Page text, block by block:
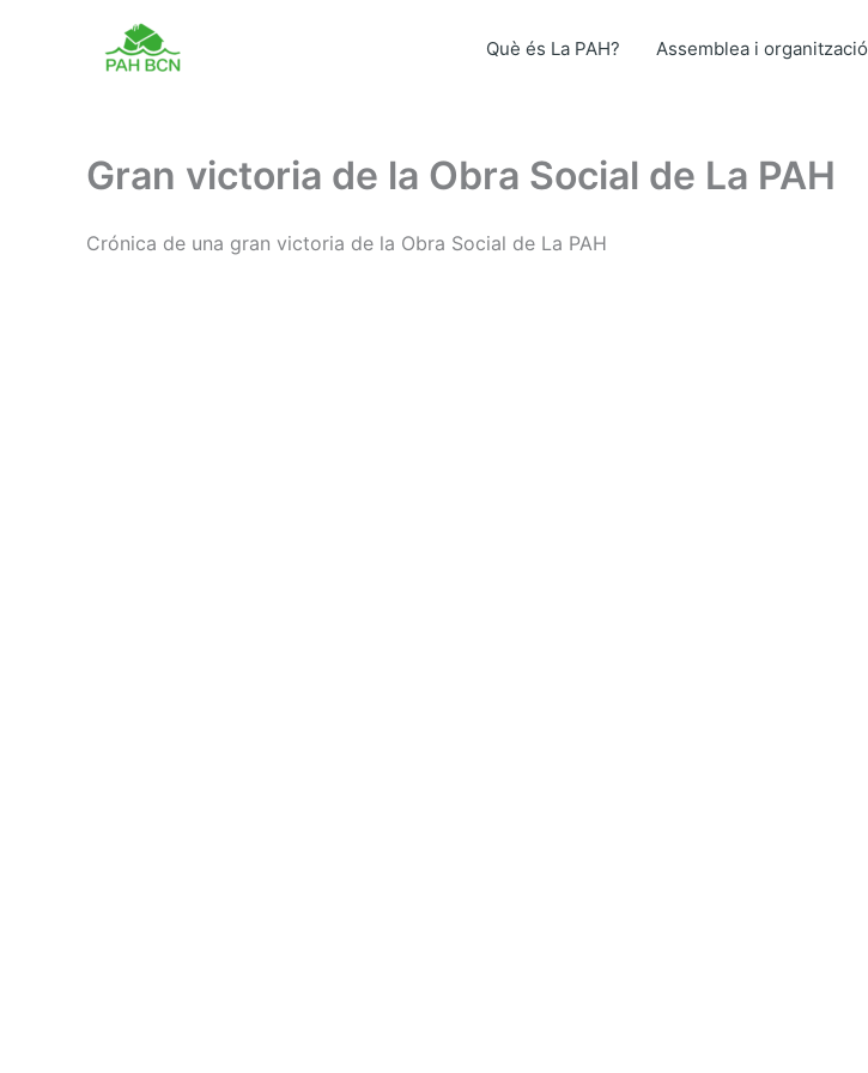
Què és La PAH? Assemblea i organització
Gran victoria de la Obra Social de La PAH
Crónica de una gran victoria de la Obra Social de La PAH